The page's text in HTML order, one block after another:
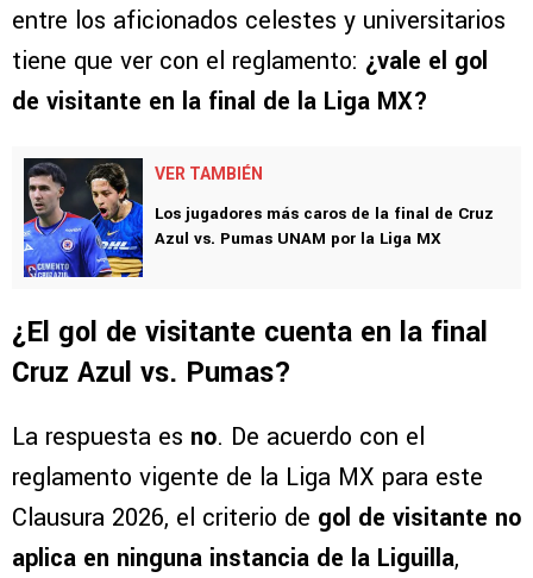
entre los aficionados celestes y universitarios
tiene que ver con el reglamento: ¿vale el gol
de visitante en la final de la Liga MX?
VER TAMBIÉN
Los jugadores más caros de la final de Cruz
Azul vs. Pumas UNAM por la Liga MX
¿El gol de visitante cuenta en la final
Cruz Azul vs. Pumas?
La respuesta es no. De acuerdo con el
reglamento vigente de la Liga MX para este
Clausura 2026, el criterio de gol de visitante no
aplica en ninguna instancia de la Liguilla,